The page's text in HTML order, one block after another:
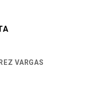
VARGAS